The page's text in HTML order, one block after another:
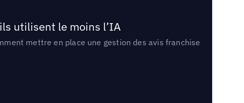
utilisent le moins l’IA
mettre en place une gestion des avis franchise